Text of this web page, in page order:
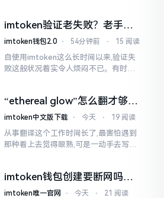
imtoken验证老失败？老手教
你几招搞定
imtoken钱包2.0 ⋅ 54分钟前 ⋅ 15 阅读
自使用imtoken这么长时间以来,验证失
败这般状况着实令人烦闷不已。有时急
至极点。
“ethereal glow”怎么翻才够味
儿？翻译圈老油条的私房话
imtoken中文版下载 ⋅ 今天 ⋅ 19 阅读
从事翻译这个工作时间长了,最害怕遇到
那种看上去觉得眼熟,可是一动手去写就
imtoken钱包创建要断网吗？
老玩家说说真实情况
imtoken唯一官网 ⋅ 今天 ⋅ 21 阅读